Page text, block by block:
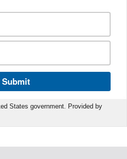
Submit
States government. Provided by